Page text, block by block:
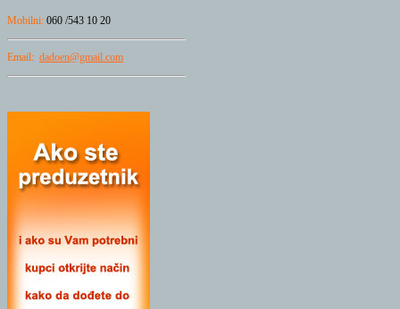
Mobilni: 060 /543 10 20
Email: dadoen@gmail.com